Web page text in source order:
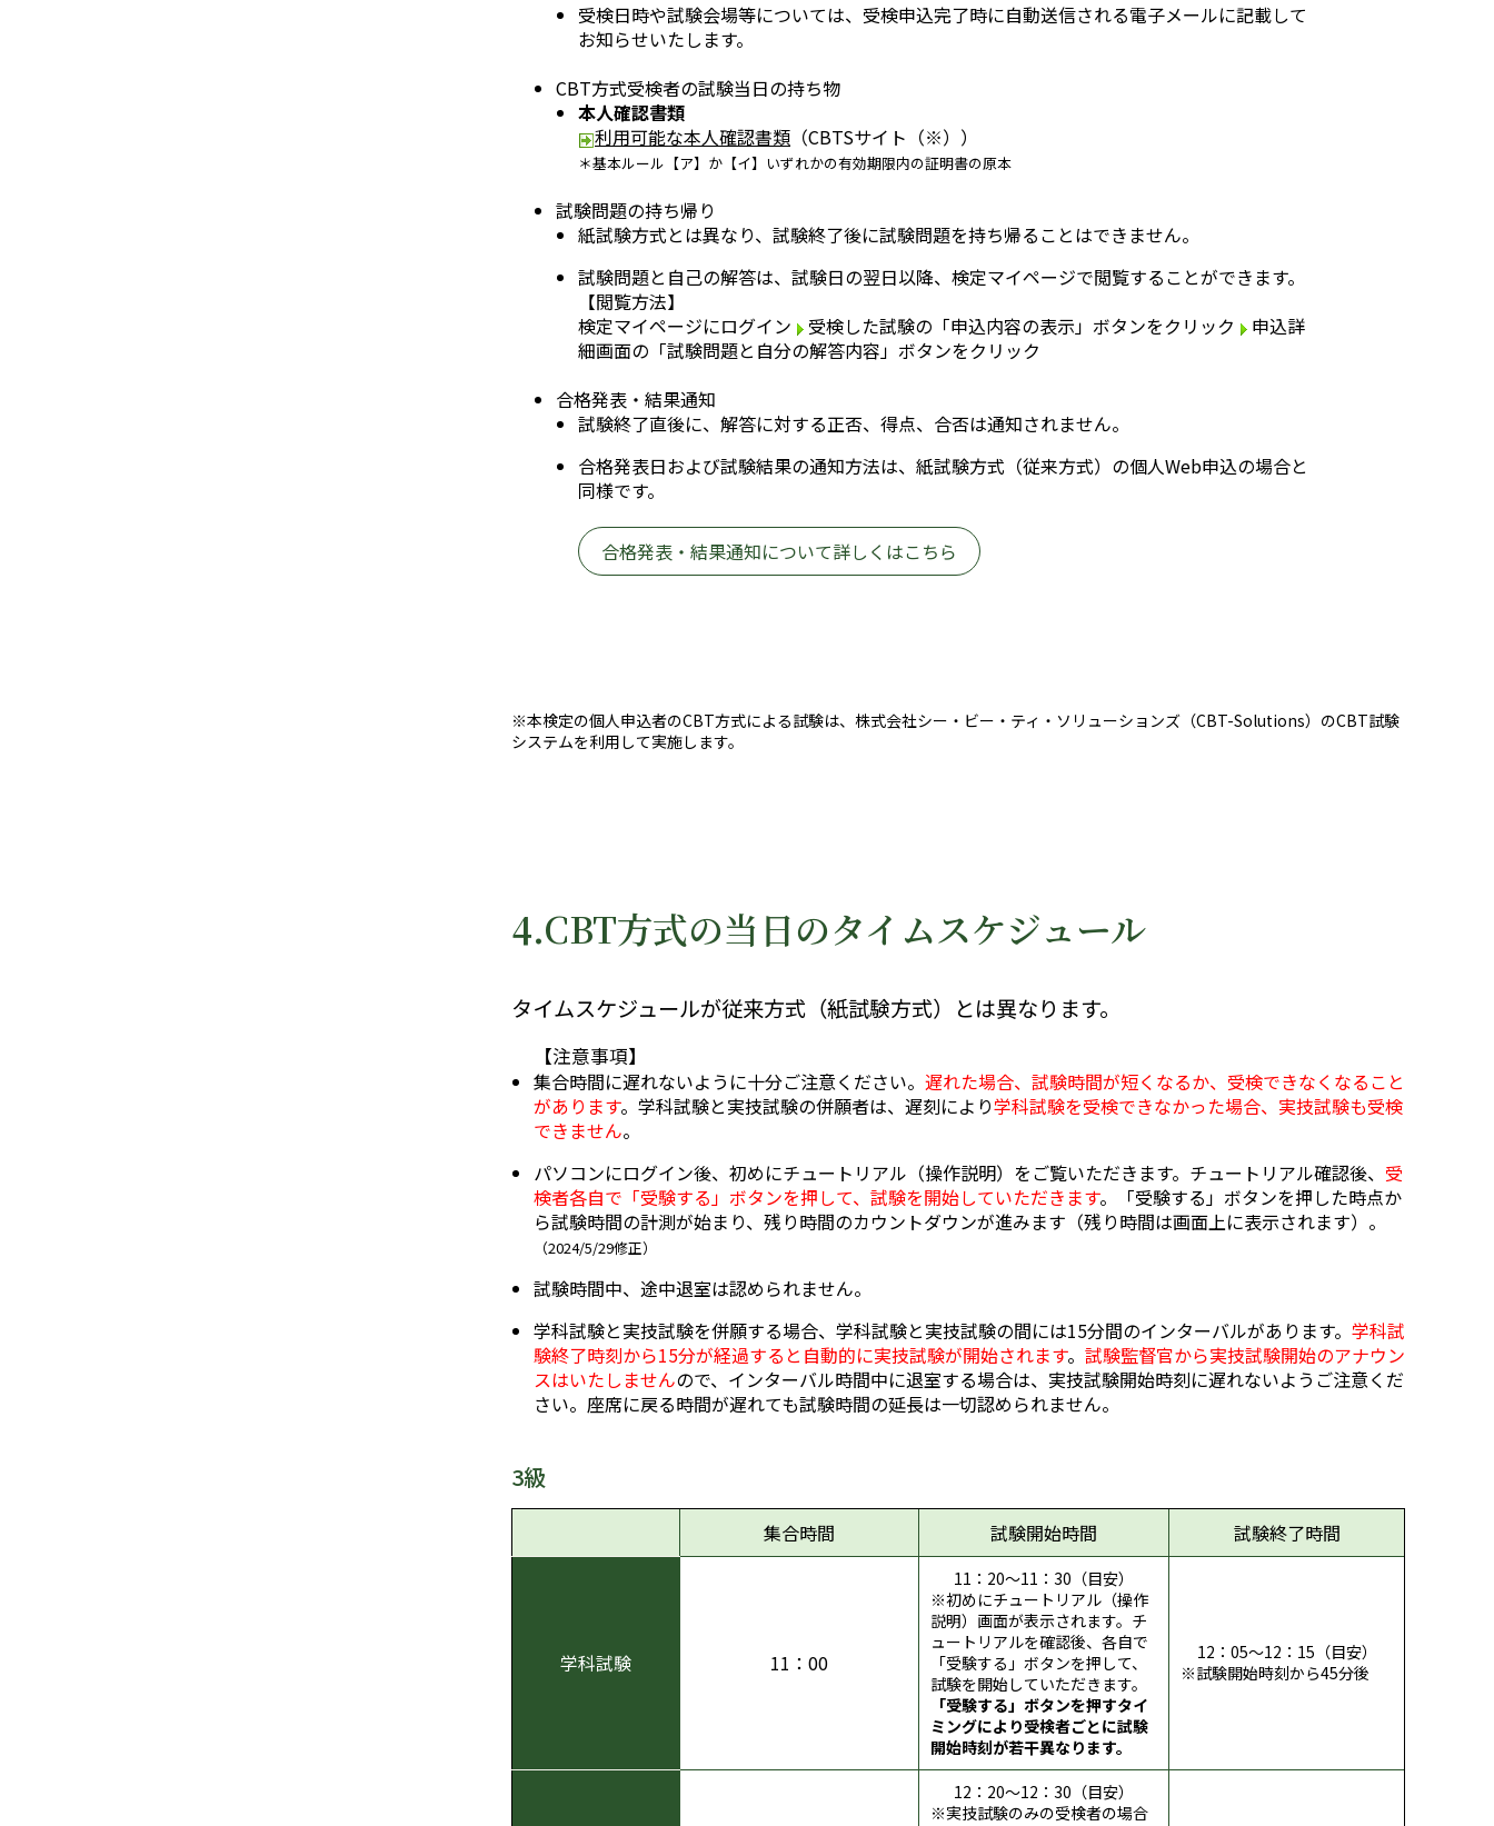
受検日時や試験会場等については、受検申込完了時に自動送信される電子メールに記載して
お知らせいたします。
CBT方式受検者の試験当日の持ち物
本人確認書類
利用可能な本人確認書類 （CBTSサイト（※））
＊基本ルール【ア】か【イ】いずれかの有効期限内の証明書の原本
試験問題の持ち帰り
紙試験方式とは異なり、試験終了後に試験問題を持ち帰ることはできません。
試験問題と自己の解答は、試験日の翌日以降、検定マイページで閲覧することができます。
【閲覧方法】
検定マイページにログイン
受検した試験の「申込内容の表示」ボタンをクリック
申込詳
細画面の「試験問題と自分の解答内容」ボタンをクリック
合格発表・結果通知
試験終了直後に、解答に対する正否、得点、合否は通知されません。
合格発表日および試験結果の通知方法は、紙試験方式（従来方式）の個人Web申込の場合と
同様です。
合格発表・結果通知について詳しくはこちら
※本検定の個人申込者のCBT方式による試験は、株式会社シー・ビー・ティ・ソリューションズ（CBT-Solutions）のCBT試験
システムを利用して実施します。
4.CBT方式の当日のタイムスケジュール
タイムスケジュールが従来方式（紙試験方式）とは異なります。
【注意事項】
集合時間に遅れないように十分ご注意ください。 遅れた場合、試験時間が短くなるか、受検できなくなること
があります。学科試験と実技試験の併願者は、遅刻により学科試験を受検できなかった場合、実技試験も受検
できません。
パソコンにログイン後、初めにチュートリアル（操作説明）をご覧いただきます。チュートリアル確認後、 受
検者各自で「受験する」ボタンを押して、試験を開始していただきます。「受験する」ボタンを押した時点か
ら試験時間の計測が始まり、残り時間のカウントダウンが進みます（残り時間は画面上に表示されます）。
（2024/5/29修正）
試験時間中、途中退室は認められません。
学科試験と実技試験を併願する場合、学科試験と実技試験の間には15分間のインターバルがあります。 学科試
験終了時刻から15分が経過すると自動的に実技試験が開始されます。 試験監督官から実技試験開始のアナウン
スはいたしませんので、インターバル時間中に退室する場合は、実技試験開始時刻に遅れないようご注意くだ
さい。座席に戻る時間が遅れても試験時間の延長は一切認められません。
3級
集合時間 試験開始時間 試験終了時間
学科試験 11：00
11：20～11：30（目安）
※初めにチュートリアル（操作
説明）画面が表示されます。チ
ュートリアルを確認後、各自で
「受験する」ボタンを押して、
試験を開始していただきます。
「受験する」ボタンを押すタイ
ミングにより受検者ごとに試験
開始時刻が若干異なります。
12：05～12：15（目安）
※試験開始時刻から45分後
12：20～12：30（目安）
※実技試験のみの受検者の場合